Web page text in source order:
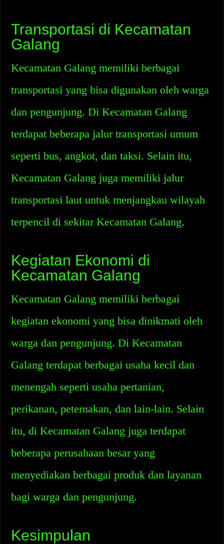
Transportasi di Kecamatan
Galang
Kecamatan Galang memiliki berbagai
transportasi yang bisa digunakan oleh warga
dan pengunjung. Di Kecamatan Galang
terdapat beberapa jalur transportasi umum
seperti bus, angkot, dan taksi. Selain itu,
Kecamatan Galang juga memiliki jalur
transportasi laut untuk menjangkau wilayah
terpencil di sekitar Kecamatan Galang.
Kegiatan Ekonomi di
Kecamatan Galang
Kecamatan Galang memiliki berbagai
kegiatan ekonomi yang bisa dinikmati oleh
warga dan pengunjung. Di Kecamatan
Galang terdapat berbagai usaha kecil dan
menengah seperti usaha pertanian,
perikanan, peternakan, dan lain-lain. Selain
itu, di Kecamatan Galang juga terdapat
beberapa perusahaan besar yang
menyediakan berbagai produk dan layanan
bagi warga dan pengunjung.
Kesimpulan